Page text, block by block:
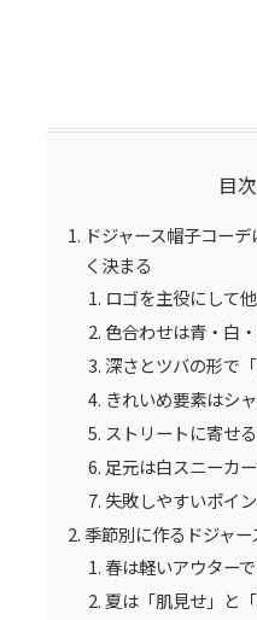
目次
ドジャース帽子コー
く決まる
ロゴを主役にして
色合わせは青・白
深さとツバの形で
きれいめ要素はシ
ストリートに寄せ
足元は白スニーカ
失敗しやすいポイ
季節別に作るドジャ
春は軽いアウター
夏は「肌見せ」と